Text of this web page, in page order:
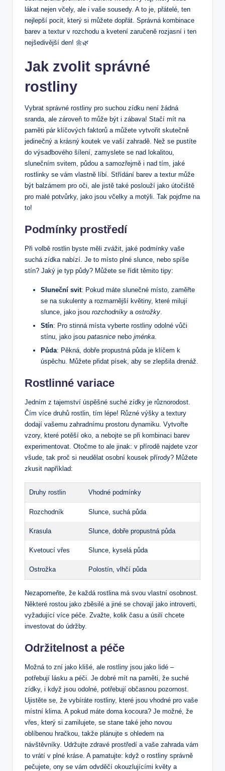
⁤lákat nejen včely, ⁢ale i vaše sousedy. A to je, přátelé, ten
nejlepší pocit, který si můžete dopřát. Správná kombinace⁣
barev ‍a textur v rozchodu a kvetení zaručeně⁢ rozjasní i ten
⁣nejšedivější den! 🌼🌿
Jak zvolit správné
rostliny
Vybrat správné rostliny pro‌ suchou zídku ⁢není žádná
sranda, ale⁤ zároveň to může být i zábava! Stačí‌ mít na
paměti pár klíčových faktorů a můžete ⁣vytvořit skutečně
jedinečný a krásný koutek ‍ve vaší zahradě. Než se pustíte
do výsadbového šílení, zamyslete se nad lokalitou,
slunečním svitem, půdou a⁤ samozřejmě i ‍nad tím, jaké
rostlinky se vám vlastně líbí. Střídání barev a ​textur může
být‍ balzámem pro oči, ale jistě také poslouží jako útočiště
pro malé potvůrky, ‍jako ⁣jsou včelky a motýli. Tak pojďme ⁣na
to!
Podmínky prostředí
Při volbě rostlin byste měli zvážit, ⁤jaké podmínky vaše
suchá zídka nabízí. Je to místo plné slunce, nebo spíše
stín? Jaký je typ půdy? Můžete se řídit těmito tipy:
Sluneční svit: Pokud máte slunečné místo, zaměřte
se na sukulenty a rozmarnější květiny, které milují
slunce, jako jsou rozchodníky a ostrožky
Stín: Pro stinná místa ​vyberte rostliny odolné vůči
stínu, jako jsou patasnice nebo jménka
Půda: Pěkná, dobře propustná půda je klíčem k
úspěchu. Můžete přidat písek,⁣ aby se⁢ zlepšila drenáž.
Rostlinné ​variace
Jedním ⁣z tajemství úspěšné suché zídky je různorodost.
Čím ⁣více druhů rostlin, tím lépe! Různé výšky ‍a textury
‌dodají vašemu zahradnímu prostoru⁢ dynamiku. Vytvořte
vzory, které potěší oko, a nebojte se při ⁢kombinaci barev
experimentovat. Otočme to ale jinak: v přírodě ⁤najdete vzor
všude,⁢ tak proč si neudělat osobní kousek přírody?⁣ Můžete
zkusit například:
Druhy rostlin Vhodné ⁣podmínky
Rozchodník Slunce,⁤ suchá půda
Krasula Slunce, dobře propustná půda
Kvetoucí vřes Slunce, kyselá‍ půda
Ostrožka Polostín, vlhčí půda
Nezapomeňte, že každá rostlina má svou vlastní osobnost.
Některé ⁢rostou jako zběsilé a jiné se chovají jako introverti,
vyžadující více péče. Zvažte, kolik času a úsilí chcete
investovat do údržby.
Održitelnost a péče
Možná to zní jako klišé, ale rostliny jsou jako ‌lidé –
potřebují lásku a péči. Je dobré mít ‍na paměti,‌ že suché
zídky, i když jsou odolné, potřebují občasnou pozornost.
Ujistěte se, že vybíráte rostliny,⁣ které jsou vhodné pro ⁢vaše ​
místní⁤ klima. A pokud máte doma kocoura? Je možné, že
vřes, který si zamilujete, se stane také jeho novou
oblíbenou hračkou, takže plánujte s ohledem na
návštěvníky. Udržujte zdravé prostředí⁢ a vaše zahrada vám‌
to vrátí v plné kráse. A ​pamatujte: když o rostliny správně
pečujete, ony se vám odvděčí okouzlujícími květy a